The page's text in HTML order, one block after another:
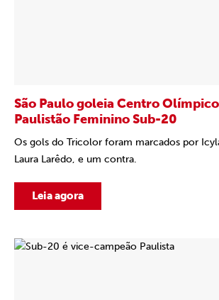
São Paulo goleia Centro
Paulistão Feminino Sub-20
Os gols do Tricolor foram marcados por
Laura Larêdo, e um contra.
Leia agora